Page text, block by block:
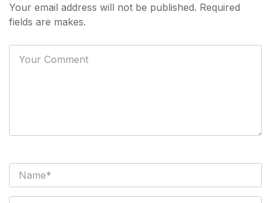
Your email address will not be published. Required
fields are makes.